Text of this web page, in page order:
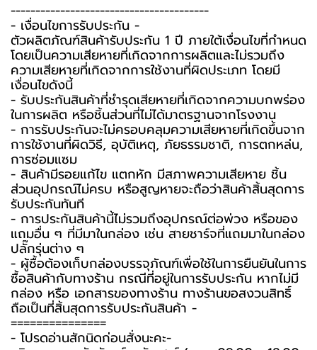
----------------------------------------
-️ เงื่อนไขการรับประกัน -️
ตัวผลิตภัณฑ์สินค้ารับประกัน 1 ปี ภายใต้เงื่อนไขที่กำหนด
โดยเป็นความเสียหายที่เกิดจากการผลิตและไม่รวมถึง
ความเสียหายที่เกิดจากการใช้งานที่ผิดประเภท โดยมี
เงื่อนไขดังนี้
- รับประกันสินค้าที่ชำรุดเสียหายที่เกิดจากความบกพร่อง
ในการผลิต หรือชิ้นส่วนที่ไม่ได้มาตรฐานจากโรงงาน
- การรับประกันจะไม่ครอบคลุมความเสียหายที่เกิดขึ้นจาก
การใช้งานที่ผิดวิธี, อุบัติเหตุ, ภัยธรรมชาติ, การตกหล่น,
การซ่อมแซม
- สินค้ามีรอยแก้ไข แตกหัก มีสภาพความเสียหาย ชิ้น
ส่วนอุปกรณ์ไม่ครบ หรือสูญหายจะถือว่าสินค้าสิ้นสุดการ
รับประกันทันที
- การประกันสินค้านี้ไม่รวมถึงอุปกรณ์ต่อพ่วง หรือของ
แถมอื่น ๆ ที่มีมาในกล่อง เช่น สายชาร์จที่แถมมาในกล่อง
ปลั๊กรุ่นต่าง ๆ
-️ ผู้ซื้อต้องเก็บกล่องบรรจุภัณฑ์เพื่อใช้ในการยืนยันในการ
ซื้อสินค้ากับทางร้าน กรณีที่อยู่ในการรับประกัน หากไม่มี
กล่อง หรือ เอกสารของทางร้าน ทางร้านขอสงวนสิทธิ์
ถือเป็นที่สิ้นสุดการรับประกันสินค้า -️
===============
-️ โปรดอ่านสักนิดก่อนสั่งนะคะ-️